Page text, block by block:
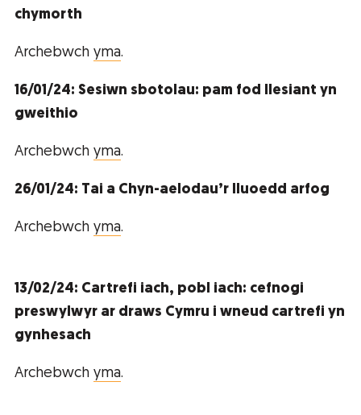
chymorth
Archebwch yma.
16/01/24: Sesiwn sbotolau: pam fod llesiant yn
gweithio
Archebwch yma.
26/01/24: Tai a Chyn-aelodau’r lluoedd arfog
Archebwch yma.
13/02/24: Cartrefi iach, pobl iach: cefnogi
preswylwyr ar draws Cymru i wneud cartrefi yn
gynhesach
Archebwch yma.